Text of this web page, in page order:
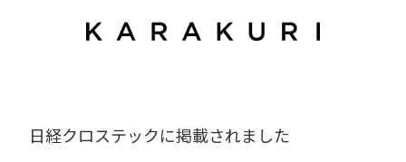
日経クロステックに掲載されました